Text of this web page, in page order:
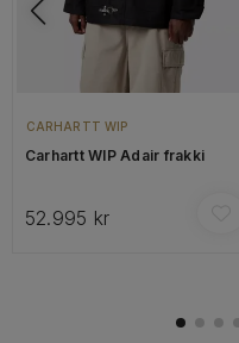
CARHARTT WIP
Carhartt WIP Adair frakki
52.995 kr